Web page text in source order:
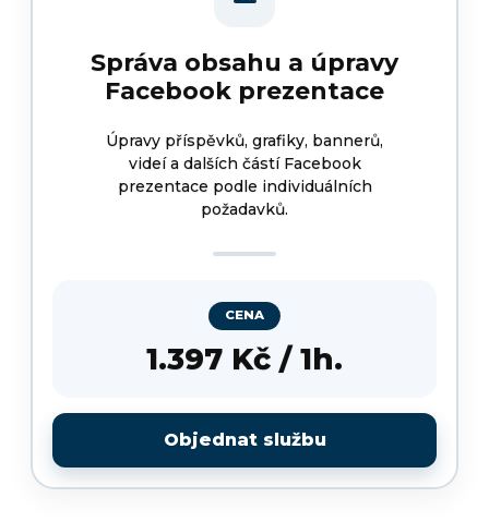
Správa obsahu a úpravy
Facebook prezentace
Úpravy příspěvků, grafiky, bannerů,
videí a dalších částí Facebook
prezentace podle individuálních
požadavků.
CENA
1.397 Kč / 1h.
Objednat službu